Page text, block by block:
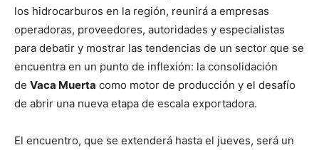
los hidrocarburos en la región, reunirá a empresas
operadoras, proveedores, autoridades y especialistas
para debatir y mostrar las tendencias de un sector que se
encuentra en un punto de inflexión: la consolidación
de Vaca Muerta como motor de producción y el desafío
de abrir una nueva etapa de escala exportadora.
El encuentro, que se extenderá hasta el jueves, será un